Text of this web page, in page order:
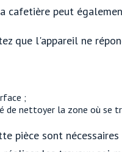
cafetière peut
que l'appareil ne
;
de nettoyer la zone où se
pièce sont